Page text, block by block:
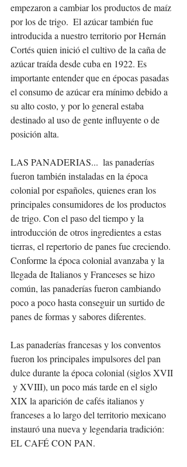
empezaron a cambiar los productos de maíz
por los de trigo.  El azúcar también fue
introducida a nuestro territorio por Hernán
Cortés quien inició el cultivo de la caña de
azúcar traída desde cuba en 1922. Es
importante entender que en épocas pasadas
el consumo de azúcar era mínimo debido a
su alto costo, y por lo general estaba
destinado al uso de gente influyente o de
posición alta.
LAS PANADERIAS...  las panaderías
fueron también instaladas en la época
colonial por españoles, quienes eran los
principales consumidores de los productos
de trigo. Con el paso del tiempo y la
introducción de otros ingredientes a estas
tierras, el repertorio de panes fue creciendo.
Conforme la época colonial avanzaba y la
llegada de Italianos y Franceses se hizo
común, las panaderías fueron cambiando
poco a poco hasta conseguir un surtido de
panes de formas y sabores diferentes.
Las panaderías francesas y los conventos
fueron los principales impulsores del pan
dulce durante la época colonial (siglos XVII
y XVIII), un poco más tarde en el siglo
XIX la aparición de cafés italianos y
franceses a lo largo del territorio mexicano
instauró una nueva y legendaria tradición:
EL CAFÉ CON PAN.